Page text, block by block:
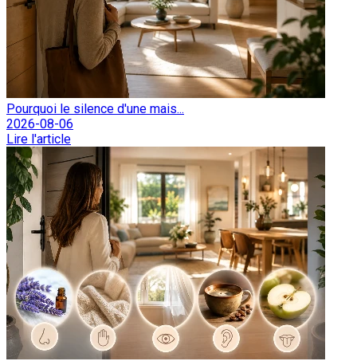
Pourquoi le silence d'une mais...
2026-08-06
Lire l'article